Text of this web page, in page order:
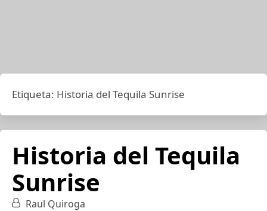
Etiqueta: Historia del Tequila Sunrise
Historia del Tequila
Sunrise
Raul Quiroga